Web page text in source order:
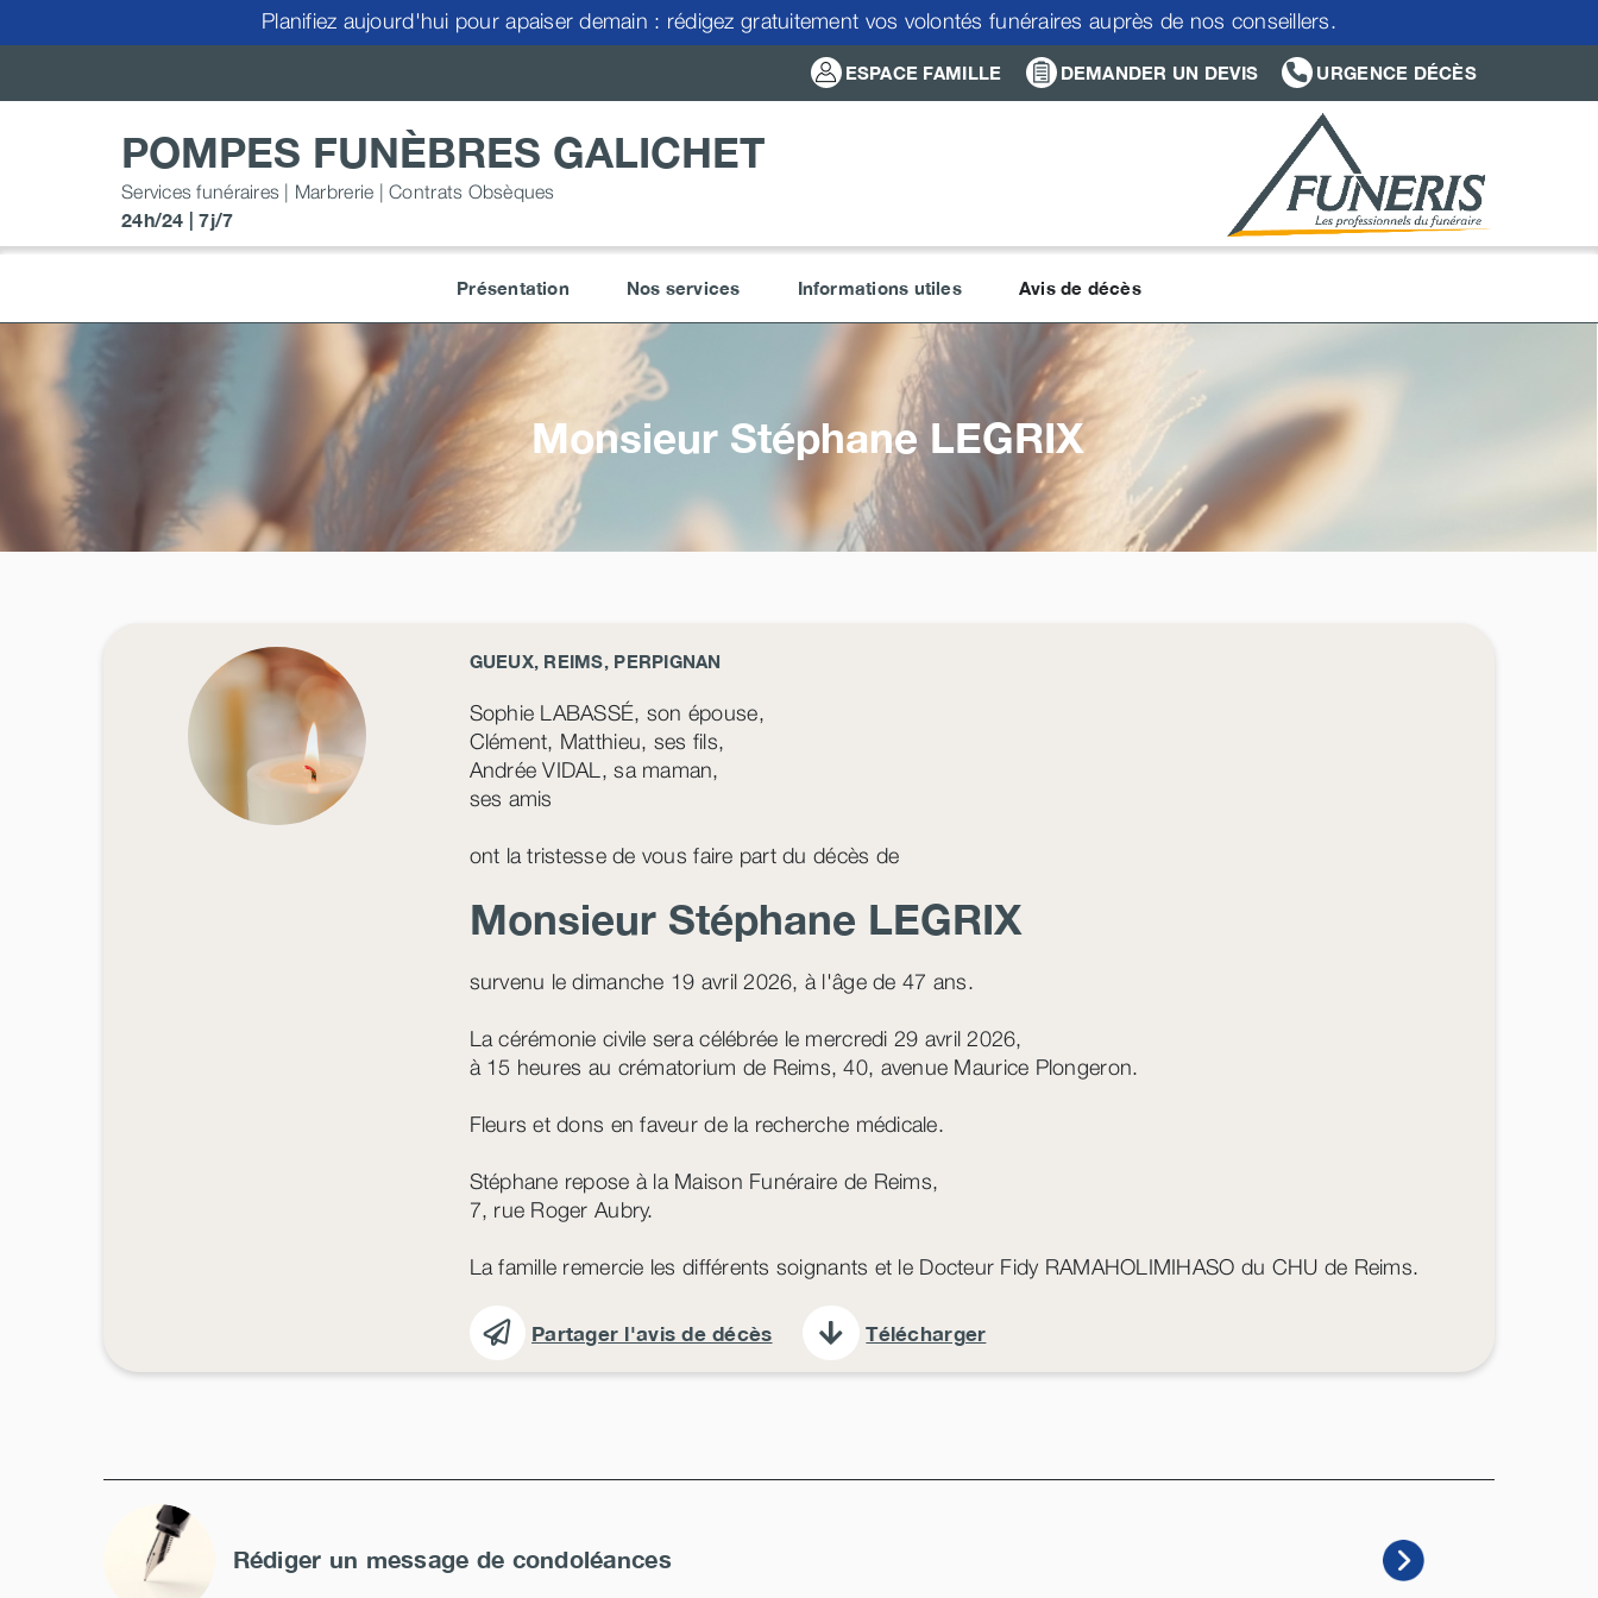
au
Planifiez aujourd'hui pour apaiser demain : rédigez gratuitement vos volontés funéraires auprès de nos conseillers.
ESPACE FAMILLE DEMANDER UN DEVIS URGENCE DÉCÈS
POMPES FUNÈBRES GALICHET
Services funéraires | Marbrerie | Contrats Obsèques
24h/24 | 7j/7
Présentation Nos services Informations utiles Avis de décès
Monsieur Stéphane LEGRIX
GUEUX, REIMS, PERPIGNAN
Sophie LABASSÉ, son épouse,
Clément, Matthieu, ses fils,
Andrée VIDAL, sa maman,
ses amis
ont la tristesse de vous faire part du décès de
Monsieur Stéphane LEGRIX
survenu le dimanche 19 avril 2026, à l'âge de 47 ans.
La cérémonie civile sera célébrée le mercredi 29 avril 2026,
à 15 heures au crématorium de Reims, 40, avenue Maurice Plongeron.
Fleurs et dons en faveur de la recherche médicale.
Stéphane repose à la Maison Funéraire de Reims,
7, rue Roger Aubry.
La famille remercie les différents soignants et le Docteur Fidy RAMAHOLIMIHASO du CHU de Reims.
Partager l'avis de décès Télécharger
Rédiger un message de condoléances